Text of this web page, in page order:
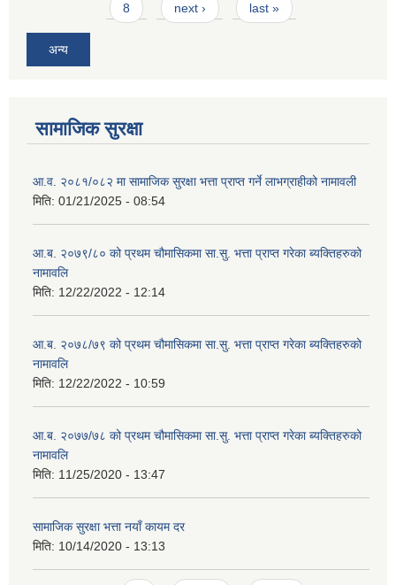
8 next › last »
अन्य
सामाजिक सुरक्षा
आ.व. २०८१/०८२ मा सामाजिक सुरक्षा भत्ता प्राप्त गर्ने लाभग्राहीको नामावली
मिति: 01/21/2025 - 08:54
आ.ब. २०७९/८० को प्रथम चौमासिकमा सा.सु. भत्ता प्राप्त गरेका ब्यक्तिहरुको
नामावलि
मिति: 12/22/2022 - 12:14
आ.ब. २०७८/७९ को प्रथम चौमासिकमा सा.सु. भत्ता प्राप्त गरेका ब्यक्तिहरुको
नामावलि
मिति: 12/22/2022 - 10:59
आ.ब. २०७७/७८ को प्रथम चौमासिकमा सा.सु. भत्ता प्राप्त गरेका ब्यक्तिहरुको
नामावलि
मिति: 11/25/2020 - 13:47
सामाजिक सुरक्षा भत्ता नयाँ कायम दर
मिति: 10/14/2020 - 13:13